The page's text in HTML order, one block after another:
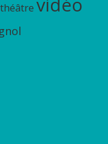
théâtre